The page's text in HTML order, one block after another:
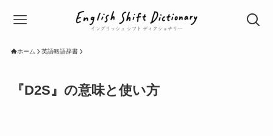
ホーム 英語略語辞書
『D2S』の意味と使い方